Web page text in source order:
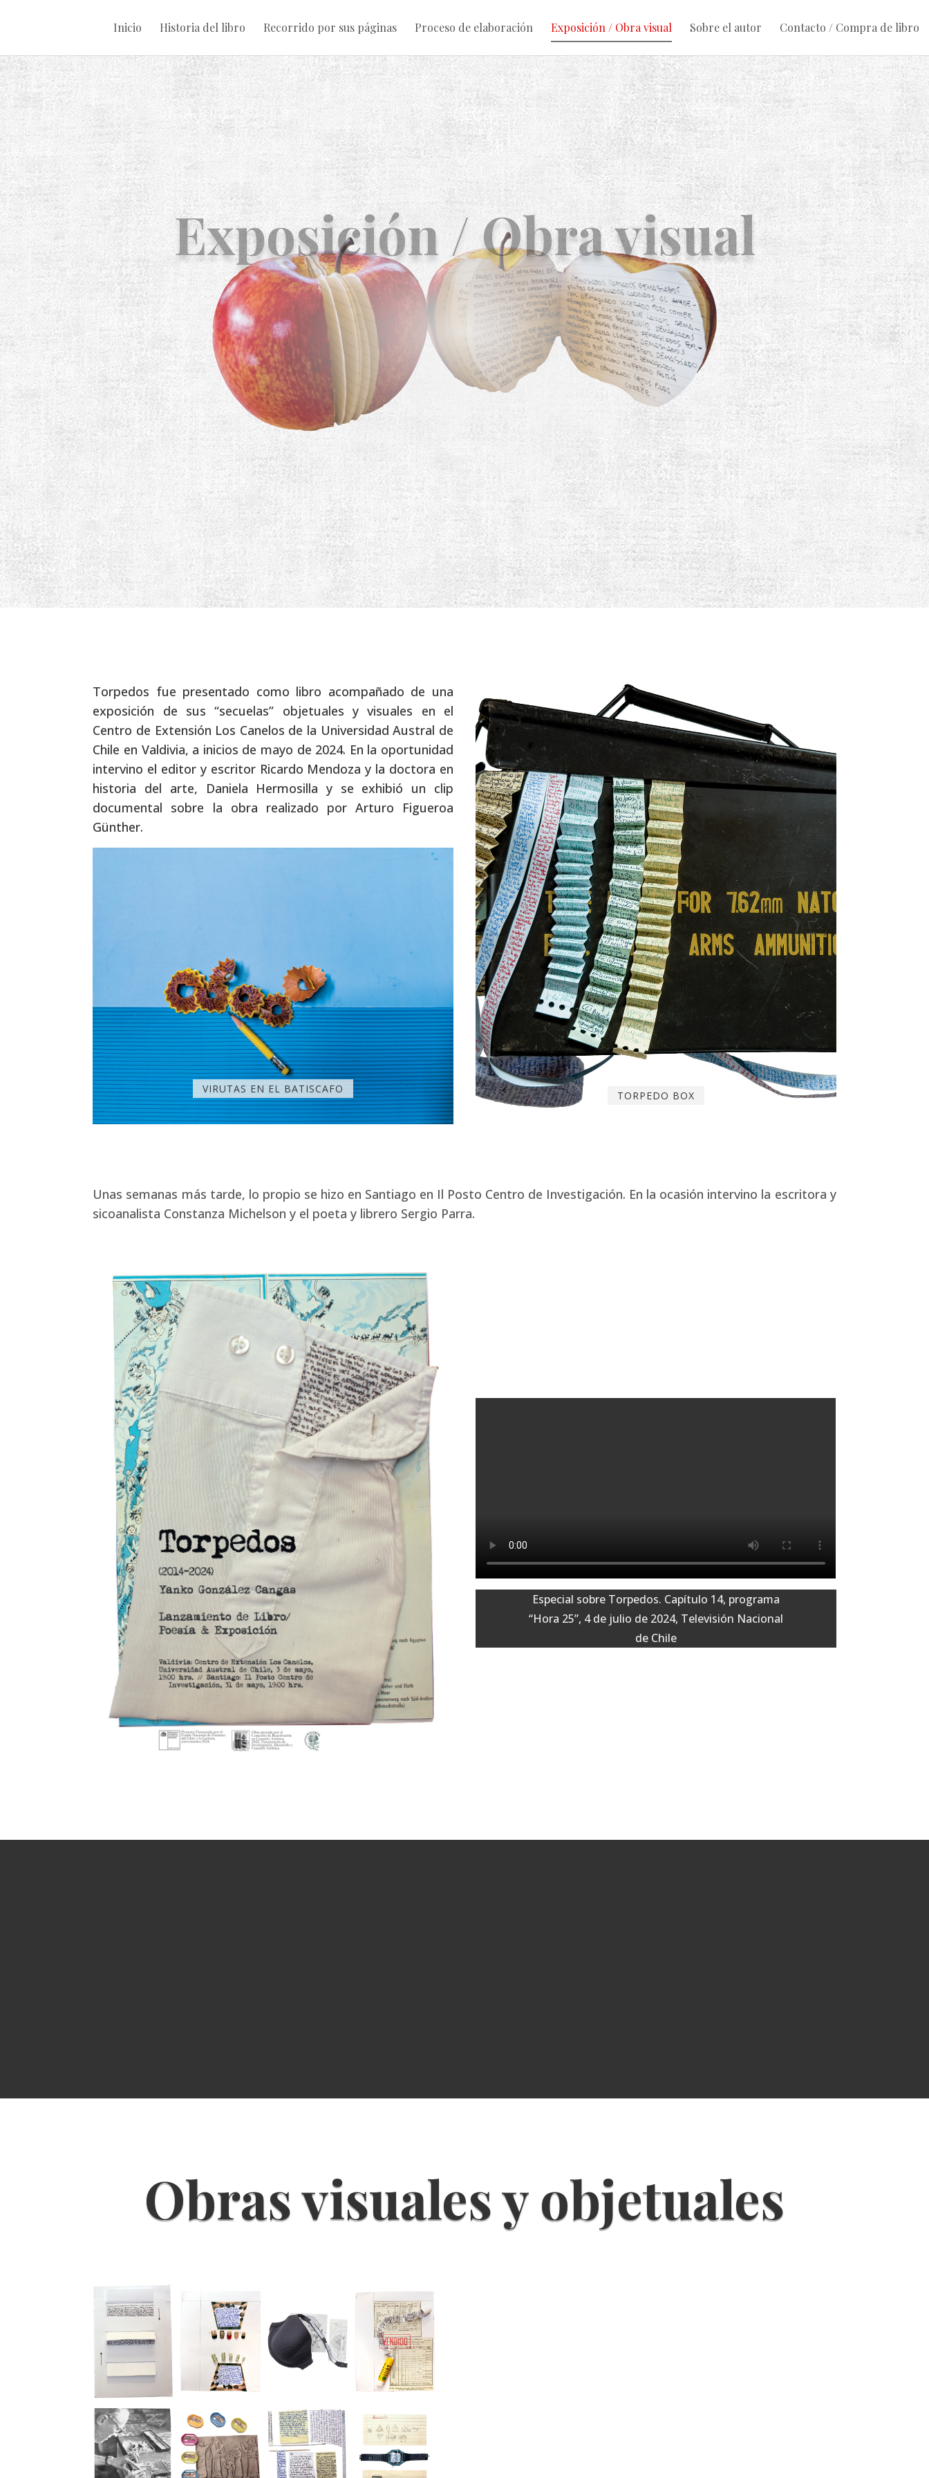
Inicio Historia del libro Recorrido por sus páginas Proceso de elaboración Exposición / Obra visual Sobre el autor Contacto / Compra de libro
Exposición / Obra visual
Torpedos fue presentado como libro acompañado de una
exposición de sus “secuelas” objetuales y visuales en el
Centro de Extensión Los Canelos de la Universidad Austral de
Chile en Valdivia, a inicios de mayo de 2024. En la oportunidad
intervino el editor y escritor Ricardo Mendoza y la doctora en
historia del arte, Daniela Hermosilla y se exhibió un clip
documental sobre la obra realizado por Arturo Figueroa
Günther.
VIRUTAS EN EL BATISCAFO
TORPEDO BOX
Unas semanas más tarde, lo propio se hizo en Santiago en Il Posto Centro de Investigación. En la ocasión intervino la escritora y
sicoanalista Constanza Michelson y el poeta y librero Sergio Parra.
Especial sobre Torpedos. Capítulo 14, programa
“Hora 25”, 4 de julio de 2024, Televisión Nacional
de Chile
Obras visuales y objetuales